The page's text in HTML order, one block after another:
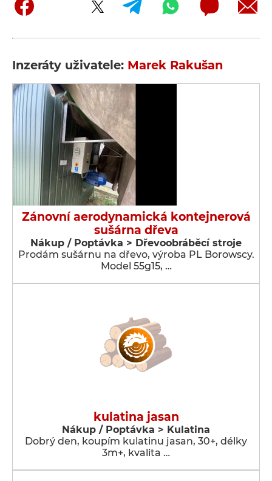
Inzeráty uživatele: Marek Rakušan
Zánovní aerodynamická kontejnerová
sušárna dřeva
Nákup / Poptávka > Dřevoobráběcí stroje
Prodám sušárnu na dřevo, výroba PL Borowscy.
Model 55g15, …
kulatina jasan
Nákup / Poptávka > Kulatina
Dobrý den, koupím kulatinu jasan, 30+, délky
3m+, kvalita …